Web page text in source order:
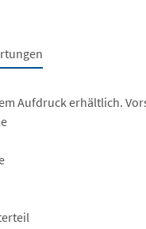
Aufdruck erhältlich.